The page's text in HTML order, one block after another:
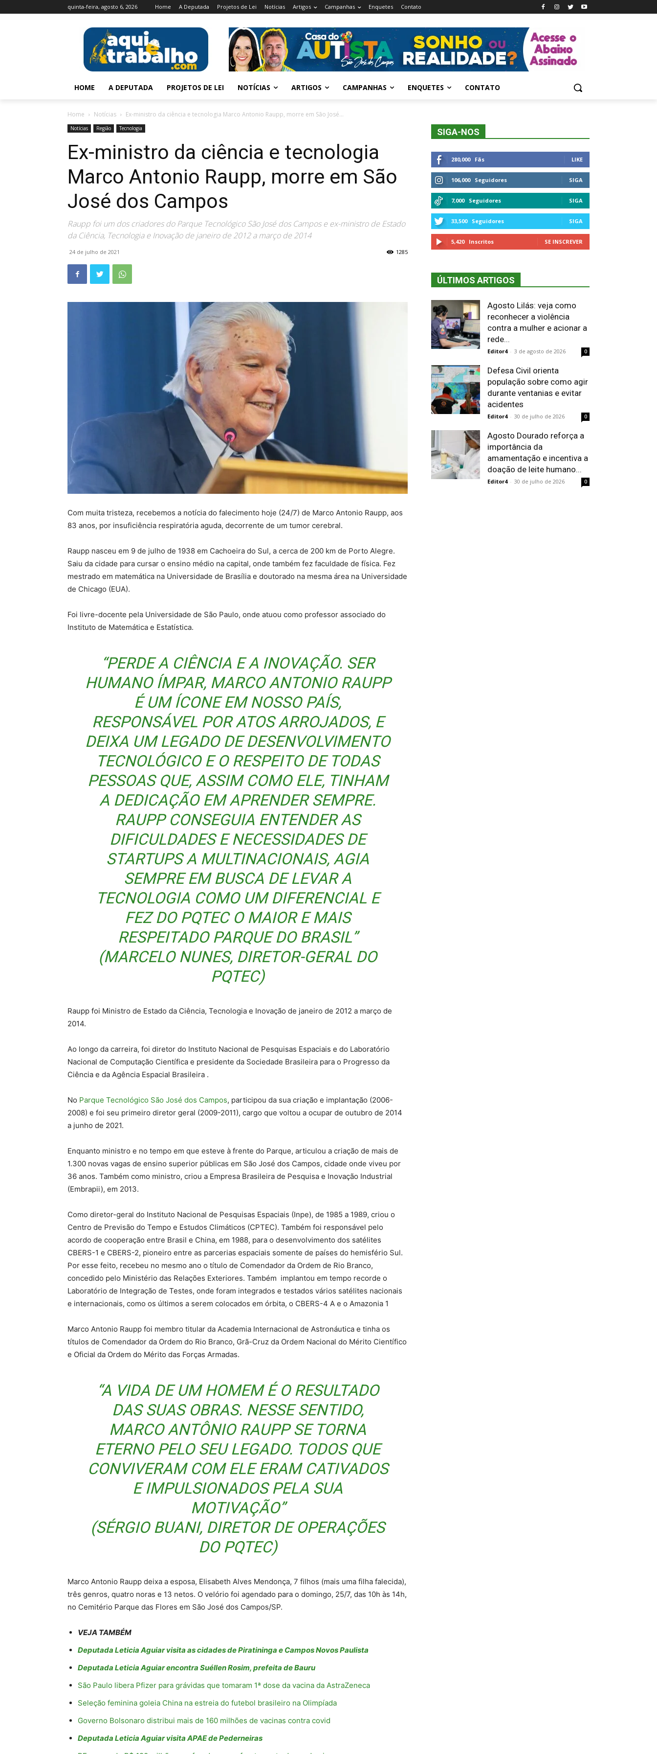
quinta-feira, agosto 6, 2026 Home A Deputada Projetos de Lei Notícias Artigos Campanhas Enquetes Contato
HOME A DEPUTADA PROJETOS DE LEI NOTÍCIAS ARTIGOS CAMPANHAS ENQUETES CONTATO
Home Notícias Ex-ministro da ciência e tecnologia Marco Antonio Raupp, morre em São José...
Notícias Região Tecnologia
Ex-ministro da ciência e tecnologia
Marco Antonio Raupp, morre em São
José dos Campos
Raupp foi um dos criadores do Parque Tecnológico São José dos Campos e ex-ministro de Estado
da Ciência, Tecnologia e Inovação de janeiro de 2012 a março de 2014
24 de julho de 2021 1285
Com muita tristeza, recebemos a notícia do falecimento hoje (24/7) de Marco Antonio Raupp, aos
83 anos, por insuficiência respiratória aguda, decorrente de um tumor cerebral.
Raupp nasceu em 9 de julho de 1938 em Cachoeira do Sul, a cerca de 200 km de Porto Alegre.
Saiu da cidade para cursar o ensino médio na capital, onde também fez faculdade de física. Fez
mestrado em matemática na Universidade de Brasília e doutorado na mesma área na Universidade
de Chicago (EUA).
Foi livre-docente pela Universidade de São Paulo, onde atuou como professor associado do
Instituto de Matemática e Estatística.
“PERDE A CIÊNCIA E A INOVAÇÃO. SER
HUMANO ÍMPAR, MARCO ANTONIO RAUPP
É UM ÍCONE EM NOSSO PAÍS,
RESPONSÁVEL POR ATOS ARROJADOS, E
DEIXA UM LEGADO DE DESENVOLVIMENTO
TECNOLÓGICO E O RESPEITO DE TODAS
PESSOAS QUE, ASSIM COMO ELE, TINHAM
A DEDICAÇÃO EM APRENDER SEMPRE.
RAUPP CONSEGUIA ENTENDER AS
DIFICULDADES E NECESSIDADES DE
STARTUPS A MULTINACIONAIS, AGIA
SEMPRE EM BUSCA DE LEVAR A
TECNOLOGIA COMO UM DIFERENCIAL E
FEZ DO PQTEC O MAIOR E MAIS
RESPEITADO PARQUE DO BRASIL”
(MARCELO NUNES, DIRETOR-GERAL DO
PQTEC)
Raupp foi Ministro de Estado da Ciência, Tecnologia e Inovação de janeiro de 2012 a março de
2014.
Ao longo da carreira, foi diretor do Instituto Nacional de Pesquisas Espaciais e do Laboratório
Nacional de Computação Científica e presidente da Sociedade Brasileira para o Progresso da
Ciência e da Agência Espacial Brasileira .
No Parque Tecnológico São José dos Campos, participou da sua criação e implantação (2006-
2008) e foi seu primeiro diretor geral (2009-2011), cargo que voltou a ocupar de outubro de 2014
a junho de 2021.
Enquanto ministro e no tempo em que esteve à frente do Parque, articulou a criação de mais de
1.300 novas vagas de ensino superior públicas em São José dos Campos, cidade onde viveu por
36 anos. Também como ministro, criou a Empresa Brasileira de Pesquisa e Inovação Industrial
(Embrapii), em 2013.
Como diretor-geral do Instituto Nacional de Pesquisas Espaciais (Inpe), de 1985 a 1989, criou o
Centro de Previsão do Tempo e Estudos Climáticos (CPTEC). Também foi responsável pelo
acordo de cooperação entre Brasil e China, em 1988, para o desenvolvimento dos satélites
CBERS-1 e CBERS-2, pioneiro entre as parcerias espaciais somente de países do hemisfério Sul.
Por esse feito, recebeu no mesmo ano o título de Comendador da Ordem de Rio Branco,
concedido pelo Ministério das Relações Exteriores. Também implantou em tempo recorde o
Laboratório de Integração de Testes, onde foram integrados e testados vários satélites nacionais
e internacionais, como os últimos a serem colocados em órbita, o CBERS-4 A e o Amazonia 1
Marco Antonio Raupp foi membro titular da Academia Internacional de Astronáutica e tinha os
títulos de Comendador da Ordem do Rio Branco, Grã-Cruz da Ordem Nacional do Mérito Científico
e Oficial da Ordem do Mérito das Forças Armadas.
“A VIDA DE UM HOMEM É O RESULTADO
DAS SUAS OBRAS. NESSE SENTIDO,
MARCO ANTÔNIO RAUPP SE TORNA
ETERNO PELO SEU LEGADO. TODOS QUE
CONVIVERAM COM ELE ERAM CATIVADOS
E IMPULSIONADOS PELA SUA
MOTIVAÇÃO”
(SÉRGIO BUANI, DIRETOR DE OPERAÇÕES
DO PQTEC)
Marco Antonio Raupp deixa a esposa, Elisabeth Alves Mendonça, 7 filhos (mais uma filha falecida),
três genros, quatro noras e 13 netos. O velório foi agendado para o domingo, 25/7, das 10h às 14h,
no Cemitério Parque das Flores em São José dos Campos/SP.
VEJA TAMBÉM
Deputada Leticia Aguiar visita as cidades de Piratininga e Campos Novos Paulista
Deputada Leticia Aguiar encontra Suéllen Rosim, prefeita de Bauru
São Paulo libera Pfizer para grávidas que tomaram 1ª dose da vacina da AstraZeneca
Seleção feminina goleia China na estreia do futebol brasileiro na Olimpíada
Governo Bolsonaro distribui mais de 160 milhões de vacinas contra covid
Deputada Leticia Aguiar visita APAE de Pederneiras
SIGA-NOS
280,000 Fãs LIKE
106,000 Seguidores SIGA
7,000 Seguidores SIGA
33,500 Seguidores SIGA
5,420 Inscritos SE INSCREVER
ÚLTIMOS ARTIGOS
Agosto Lilás: veja como
reconhecer a violência
contra a mulher e acionar a
rede...
Editor4 - 3 de agosto de 2026 0
Defesa Civil orienta
população sobre como agir
durante ventanias e evitar
acidentes
Editor4 - 30 de julho de 2026 0
Agosto Dourado reforça a
importância da
amamentação e incentiva a
doação de leite humano...
Editor4 - 30 de julho de 2026 0